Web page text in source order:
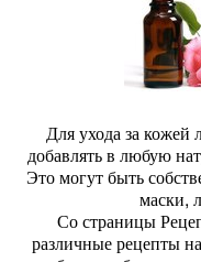
Для ухода за кожей
добавлять в любую
Это могут быть
маски,
Со страницы
различные рецепты